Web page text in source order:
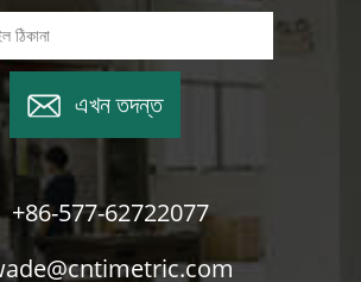
এখন তদন্ত
+86-577-62722077